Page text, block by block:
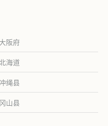
大阪府
海道
绳县
冈山县